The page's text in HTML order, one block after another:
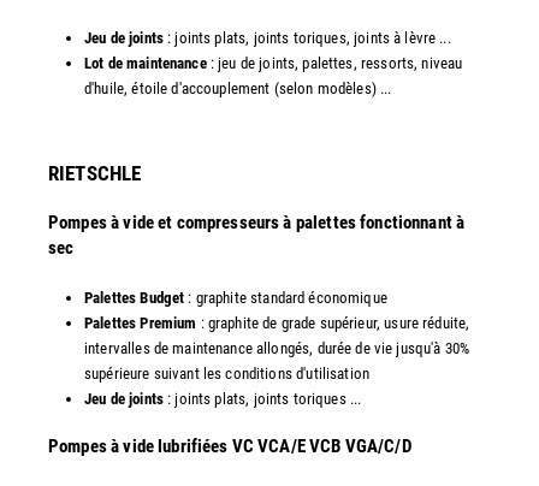
Jeu de joints: joints plats, joints toriques, joints à lèvre ...
Lot de maintenance: jeu de joints, palettes, ressorts, niveau
d'huile, étoile d'accouplement (selon modèles) ...​​
RIETSCHLE
Pompes à vide et compresseurs à palettes fonctionnant à
sec
Palettes Budget : graphite standard économique
Palettes Premium : graphite de grade supérieur, usure réduite,
intervalles de maintenance allongés, durée de vie jusqu'à 30%
supérieure suivant les conditions d'utilisation
Jeu de joints: joints plats, joints toriques ...
​Pompes à vide lubrifiées VC VCA/E VCB VGA/C/D